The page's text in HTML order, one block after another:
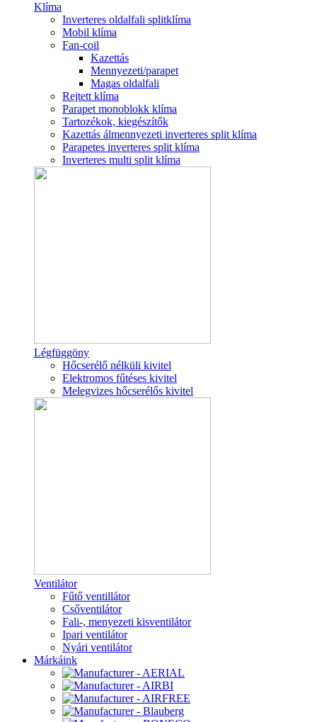
Klíma
Inverteres oldalfali splitklíma
Mobil klíma
Fan-coil
Kazettás
Mennyezeti/parapet
Magas oldalfali
Rejtett klíma
Parapet monoblokk klíma
Tartozékok, kiegészítők
Kazettás álmennyezeti inverteres split klíma
Parapetes inverteres split klíma
Inverteres multi split klíma
Légfüggöny
Hőcserélő nélküli kivitel
Elektromos fűtéses kivitel
Melegvizes hőcserélős kivitel
Ventilátor
Fűtő ventillátor
Csőventilátor
Fali-, menyezeti kisventilátor
Ipari ventilátor
Nyári ventilátor
Márkáink